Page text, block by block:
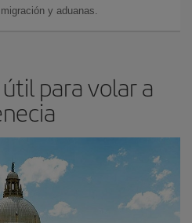
y aduanas.
para volar a